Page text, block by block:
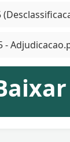
-